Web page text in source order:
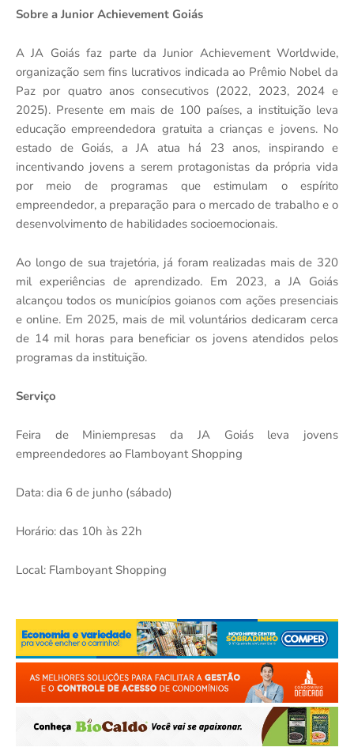
Sobre a Junior Achievement Goiás
A JA Goiás faz parte da Junior Achievement Worldwide,
organização sem fins lucrativos indicada ao Prêmio Nobel da
Paz por quatro anos consecutivos (2022, 2023, 2024 e
2025). Presente em mais de 100 países, a instituição leva
educação empreendedora gratuita a crianças e jovens. No
estado de Goiás, a JA atua há 23 anos, inspirando e
incentivando jovens a serem protagonistas da própria vida
por meio de programas que estimulam o espírito
empreendedor, a preparação para o mercado de trabalho e o
desenvolvimento de habilidades socioemocionais.
Ao longo de sua trajetória, já foram realizadas mais de 320
mil experiências de aprendizado. Em 2023, a JA Goiás
alcançou todos os municípios goianos com ações presenciais
e online. Em 2025, mais de mil voluntários dedicaram cerca
de 14 mil horas para beneficiar os jovens atendidos pelos
programas da instituição.
Serviço
Feira de Miniempresas da JA Goiás leva jovens
empreendedores ao Flamboyant Shopping
Data: dia 6 de junho (sábado)
Horário: das 10h às 22h
Local: Flamboyant Shopping